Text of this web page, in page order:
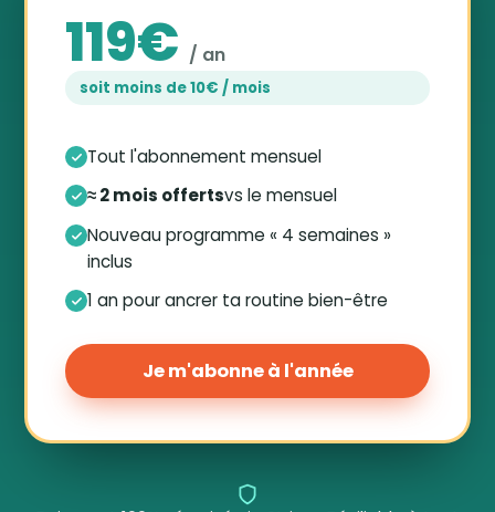
119€ / an
soit moins de 10€ / mois
Tout l'abonnement mensuel
≈ 2 mois offertsvs le mensuel
Nouveau programme « 4 semaines »
inclus
1 an pour ancrer ta routine bien-être
Je m'abonne à l'année